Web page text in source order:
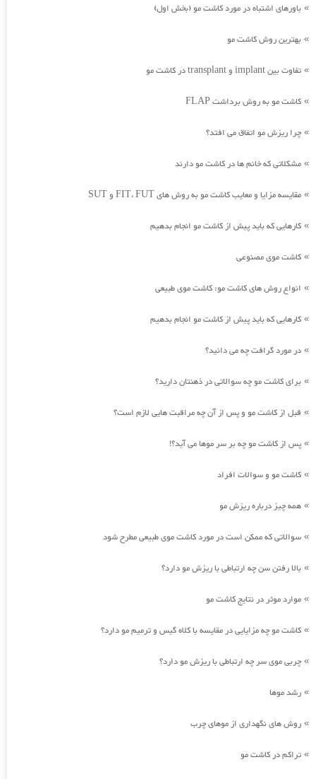
» باورهای اشتباه در مورد کاشت مو (بخش اول)
» بهترین روش کاشت مو
» تفاوت بین implant و transplant در کاشت مو
» کاشت مو به روش برداشت FLAP
» چرا ریزش مو اتفاق می افتد؟
» مشکلاتی که خانم ها در کاشت مو دارند
» مقایسه مزایا و معایب کاشت مو به روش های FIT، FUT و SUT
» کارهایی که باید پیش از کاشت مو انجام بدهیم
» کاشت موی مصنوعی
» انواع روش های کاشت مو: کاشت موی طبیعی
» کارهایی که باید پیش از کاشت مو انجام بدهیم
» در مورد گرافت چه می دانید؟
» برای کاشت مو چه سوالاتی در ذهنتان دارید؟
» قبل از کاشت مو و پس از آن چه مراقبت هایی لازم است؟
» پس از کاشت مو چه بر سر موها می آید؟!
» کاشت مو و سوالات افراد
» همه چیز درباره ریزش مو
» سوالاتی که ممکن است در مورد کاشت موی طبیعی مطرح شود
» بالا رفتن سن چه ارتباطی با ریزش مو دارد؟
» موارد موثر در نتایج کاشت مو
» کاشت مو چه مزایایی در مقایسه با کلاه گیس و ترمیم مو دارد؟
» چربی موی سر چه ارتباطی با ریزش مو دارد؟
» رشد موها
» روش های نگهداری از موهای چرب
» تراکم در کاشت مو